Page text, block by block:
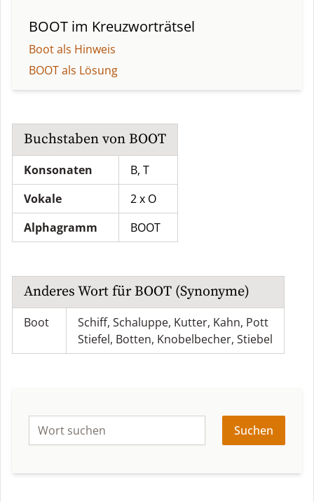
BOOT im Kreuzworträtsel
Boot als Hinweis
BOOT als Lösung
Buchstaben von BOOT
Konsonaten
B, T
Vokale
2 x O
Alphagramm
BOOT
Anderes Wort fürBOOT (Synonyme)
Boot Schiff, Schaluppe, Kutter, Kahn, Pott
Stiefel, Botten, Knobelbecher, Stiebel
Suchen